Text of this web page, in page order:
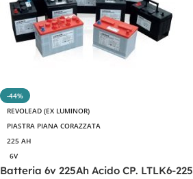
-44%
REVOLEAD (EX LUMINOR)
PIASTRA PIANA CORAZZATA
225 AH
6V
Batteria 6v 225Ah Acido CP. LTLK6-225